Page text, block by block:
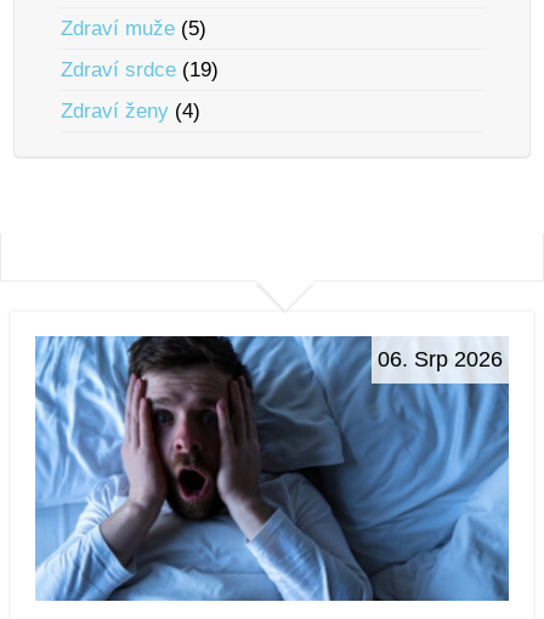
Zdraví muže (5)
Zdraví srdce (19)
Zdraví ženy (4)
06. Srp 2026